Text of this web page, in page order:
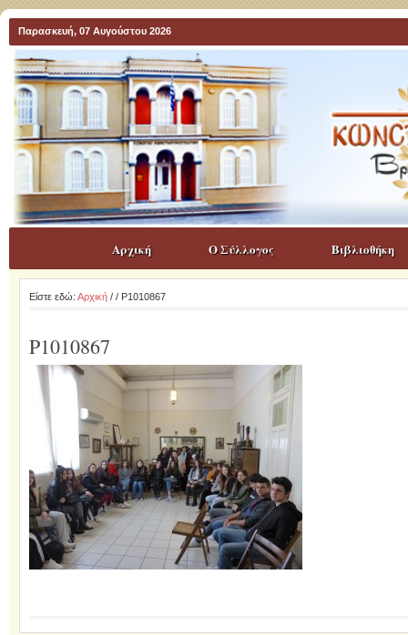
Παρασκευή, 07 Αυγούστου 2026
Αρχική Ο Σύλλογος Βιβλιοθήκη
Είστε εδώ: Αρχική/ / P1010867
P1010867